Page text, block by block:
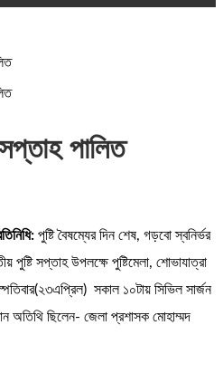
পালিত
পুষ্টি বৈষম্যের দিন শেষ, গড়বো স্বনির্ভর
পুষ্টি সপ্তাহ উপলক্ষে পুষ্টিমেলা, শোভাযাত্রা
সকাল ১০টায় সিভিল সার্জন
অতিথি ছিলেন- জেলা প্রশাসক মোহাম্মদ